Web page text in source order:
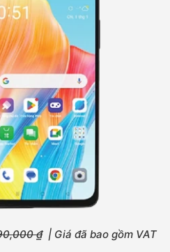
₫ | Giá đã bao gồm VAT